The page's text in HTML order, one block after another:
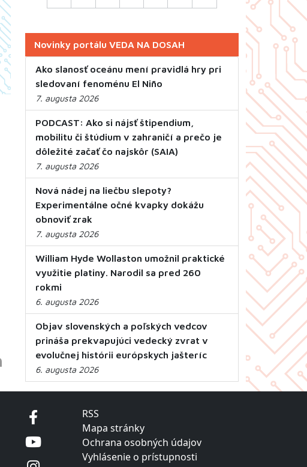
Novinky portálu VEDA NA DOSAH
Ako slanosť oceánu mení pravidlá hry pri
sledovaní fenoménu El Niño
7. augusta 2026
PODCAST: Ako si nájsť štipendium,
mobilitu či štúdium v zahraničí a prečo je
dôležité začať čo najskôr (SAIA)
7. augusta 2026
Nová nádej na liečbu slepoty?
Experimentálne očné kvapky dokážu
obnoviť zrak
7. augusta 2026
William Hyde Wollaston umožnil praktické
využitie platiny. Narodil sa pred 260
rokmi
6. augusta 2026
Objav slovenských a poľských vedcov
prináša prekvapujúci vedecký zvrat v
evolučnej histórii európskych jašteríc
6. augusta 2026
RSS
Mapa stránky
Ochrana osobných údajov
Vyhlásenie o prístupnosti